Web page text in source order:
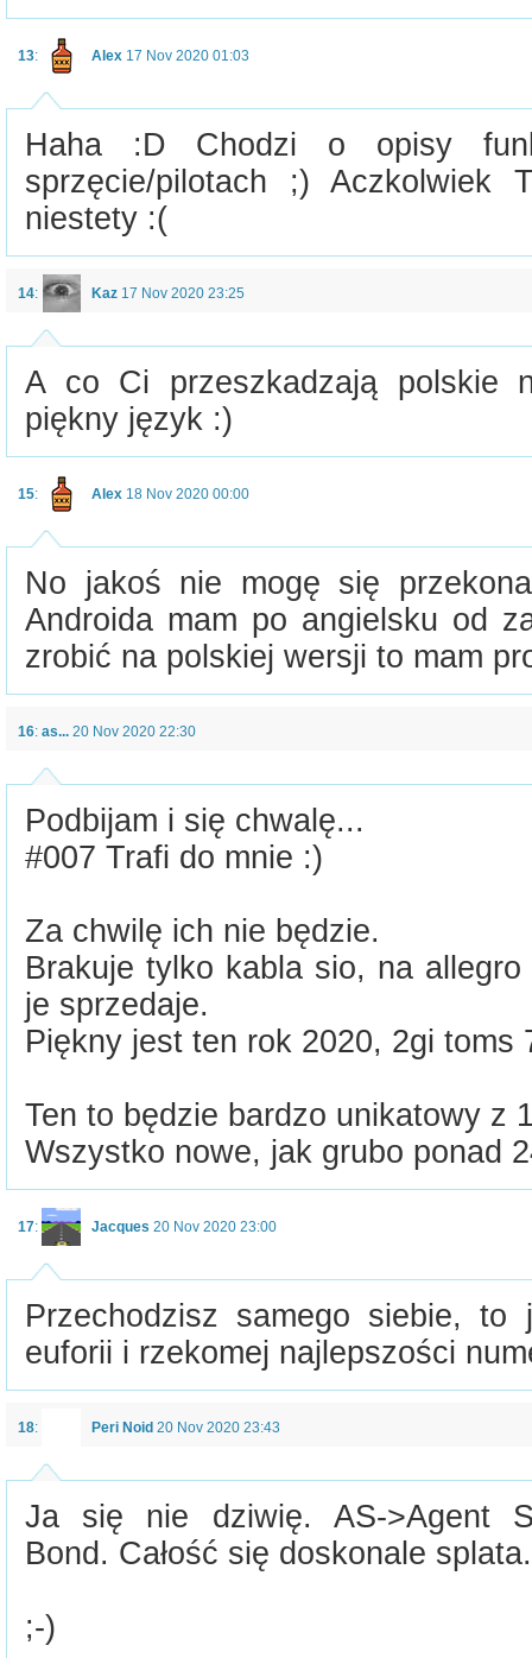
13: Alex 17 Nov 2020 01:03
Haha :D Chodzi o opisy
sprzęcie/pilotach ;) Aczkolwiek
niestety :(
14: Kaz 17 Nov 2020 23:25
A co Ci przeszkadzają polskie
piękny język :)
15: Alex 18 Nov 2020 00:00
No jakoś nie mogę się
Androida mam po angielsku od
zrobić na polskiej wersji to mam
16: as... 20 Nov 2020 22:30
Podbijam i się chwalę...
#007 Trafi do mnie :)
Za chwilę ich nie będzie.
Brakuje tylko kabla sio, na
je sprzedaje.
Piękny jest ten rok 2020, 2gi toms
Ten to będzie bardzo unikatowy z
Wszystko nowe, jak grubo ponad
17: Jacques 20 Nov 2020 23:00
Przechodzisz samego siebie,
euforii i rzekomej najlepszości
18: Peri Noid 20 Nov 2020 23:43
Ja się nie dziwię. AS->Agent
Bond. Całość się doskonale splata.
;-)